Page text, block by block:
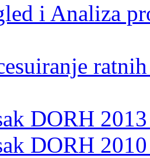
i Analiza
DORH
DORH